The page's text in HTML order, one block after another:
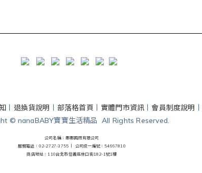
退換貨說明 部落格首頁 實體門市資訊 丨會員制度說明
© nanaBABY寶寶生活精品 All Rights Reserved.
公司名稱：娜娜國際有限公司
服務電話：02-2727-3755 丨 公司統一編號：54667810
商店地址：110台北市信義區林口街182-1號1樓